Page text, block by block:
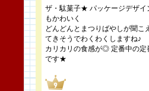
ザ・駄菓子★ パッケージデザイ
もかわいく
どんどんとまつりばやしが聞こえ
てきそうでわくわくしますね♪
カリカリの食感が◎ 定番中の定
です★